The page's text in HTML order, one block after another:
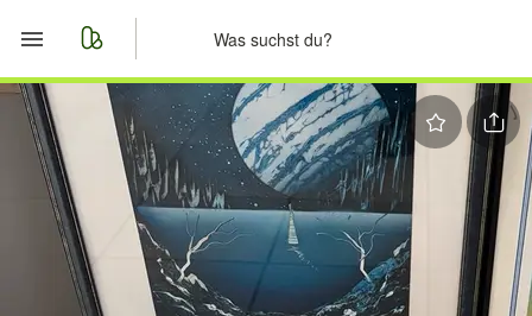
Start
Merkliste
Nachrichten
Anzeige aufgeben